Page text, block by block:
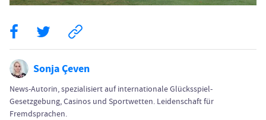
Sonja Çeven
News-Autorin, spezialisiert auf internationale Glücksspiel-
Gesetzgebung, Casinos und Sportwetten. Leidenschaft für
Fremdsprachen.